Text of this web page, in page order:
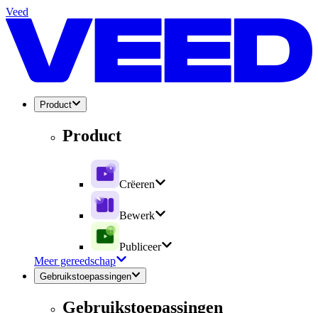
Veed
Product
Product
Crëeren
Bewerk
Publiceer
Meer gereedschap
Gebruikstoepassingen
Gebruikstoepassingen